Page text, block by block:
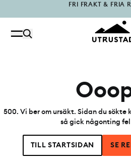
PÅFYLLT I
500. Vi ber om ursäkt. Sidan du
så gick någonting
TILL STARTSIDAN SE